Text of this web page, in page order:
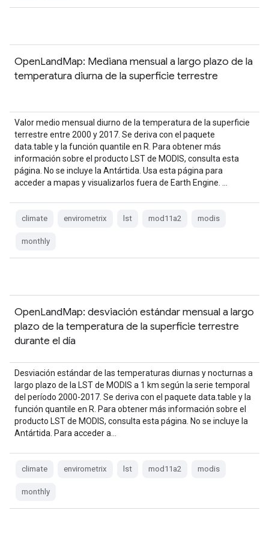
OpenLandMap: Mediana mensual a largo plazo de la
temperatura diurna de la superficie terrestre
Valor medio mensual diurno de la temperatura de la superficie
terrestre entre 2000 y 2017. Se deriva con el paquete
data.table y la función quantile en R. Para obtener más
información sobre el producto LST de MODIS, consulta esta
página. No se incluye la Antártida. Usa esta página para
acceder a mapas y visualizarlos fuera de Earth Engine. …
climate envirometrix lst mod11a2 modis
monthly
OpenLandMap: desviación estándar mensual a largo
plazo de la temperatura de la superficie terrestre
durante el día
Desviación estándar de las temperaturas diurnas y nocturnas a
largo plazo de la LST de MODIS a 1 km según la serie temporal
del período 2000-2017. Se deriva con el paquete data.table y la
función quantile en R. Para obtener más información sobre el
producto LST de MODIS, consulta esta página. No se incluye la
Antártida. Para acceder a…
climate envirometrix lst mod11a2 modis
monthly